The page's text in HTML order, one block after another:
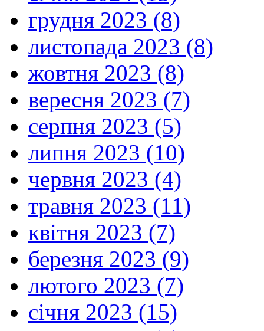
грудня 2023 (8)
листопада 2023 (8)
жовтня 2023 (8)
вересня 2023 (7)
серпня 2023 (5)
липня 2023 (10)
червня 2023 (4)
травня 2023 (11)
квітня 2023 (7)
березня 2023 (9)
лютого 2023 (7)
січня 2023 (15)